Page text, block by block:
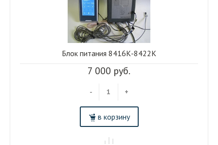
7 000 руб.
- +
в корзину
Блок питания 8416К-8422К